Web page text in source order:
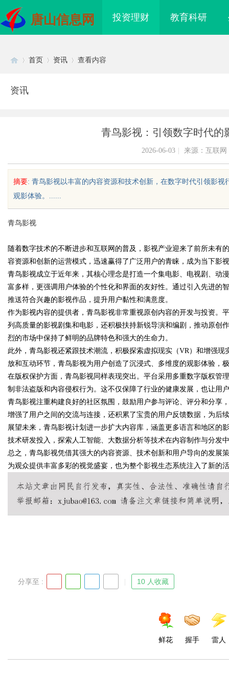
唐山信息网 投资理财 教育科研
uz
!
首页 资讯 查看内容
资讯
青鸟影视：引领数字时代的
2026-06-03 来源：互联网
摘要: 青鸟影视以丰富的内容资源和技术创新，在数字时代引领影
观影体验。......
青鸟影视
随着数字技术的不断进步和互联网的普及，影视产业迎来了前所未有
容资源和创新的运营模式，迅速赢得了广泛用户的青睐，成为当下影
青鸟影视成立于近年来，其核心理念是打造一个集电影、电视剧、动
富多样，更强调用户体验的个性化和界面的友好性。通过引入先进的
推送符合兴趣的影视作品，提升用户黏性和满意度。
作为影视内容的提供者，青鸟影视非常重视原创内容的开发与投资。
列高质量的影视剧集和电影，还积极扶持新锐导演和编剧，推动原创
烈的市场中保持了鲜明的品牌特色和强大的生命力。
此外，青鸟影视还紧跟技术潮流，积极探索虚拟现实（VR）和增强
放和互动环节，青鸟影视为用户创造了沉浸式、多维度的观影体验，
在版权保护方面，青鸟影视同样表现突出。平台采用多重数字版权管
制非法盗版和内容侵权行为。这不仅保障了行业的健康发展，也让用
青鸟影视注重构建良好的社区氛围，鼓励用户参与评论、评分和分享
增强了用户之间的交流与连接，还积累了宝贵的用户反馈数据，为后
展望未来，青鸟影视计划进一步扩大内容库，涵盖更多语言和地区的
技术研发投入，探索人工智能、大数据分析等技术在内容制作与分发
总之，青鸟影视凭借其强大的内容资源、技术创新和用户导向的发展
为观众提供丰富多彩的视觉盛宴，也为整个影视生态系统注入了新的
分享至 : 10 人收藏
鲜花 握手 雷人
配眼镜
发体系全解析